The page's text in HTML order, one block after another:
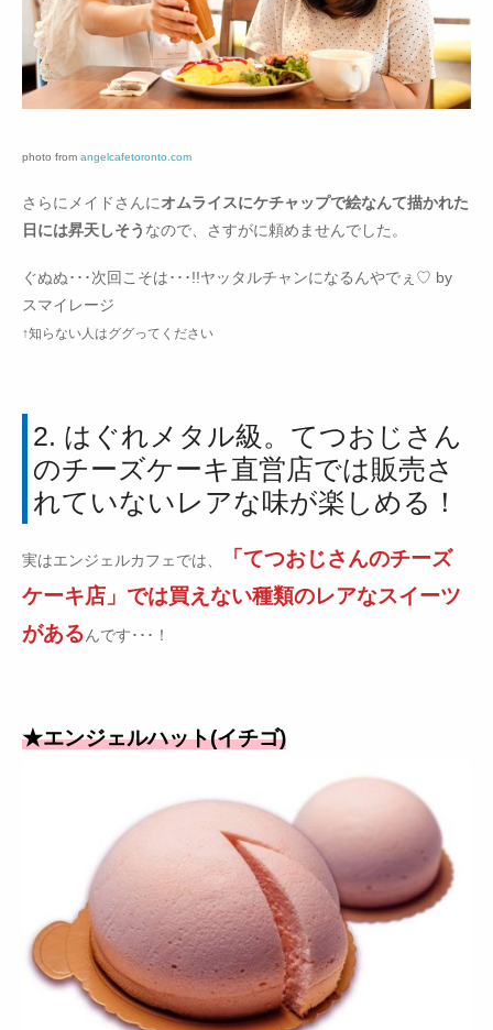
photo from angelcafetoronto.com
さらにメイドさんにオムライスにケチャップで絵なんて描かれた
日には昇天しそう なので、さすがに頼めませんでした。
ぐぬぬ･･･次回こそは･･･!!ヤッタルチャンになるんやでぇ♡ by
スマイレージ
↑知らない人はググってください
2. はぐれメタル級。てつおじさん
のチーズケーキ直営店では販売さ
れていないレアな味が楽しめる！
実はエンジェルカフェでは、
「てつおじさんのチーズ
ケーキ店」では買えない種類のレアなスイーツ
があるんです･･･！
★エンジェルハット(イチゴ)